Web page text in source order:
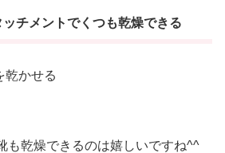
チメントでくつも乾燥できる
乾かせる
も乾燥できるのは嬉しいですね^^